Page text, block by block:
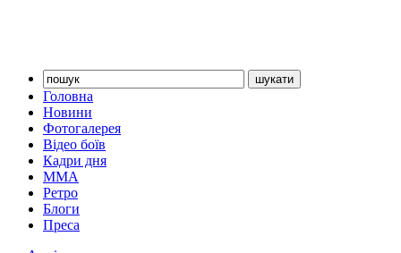
Головна
Новини
Фотогалерея
Відео боїв
Кадри дня
ММА
Ретро
Блоги
Преса